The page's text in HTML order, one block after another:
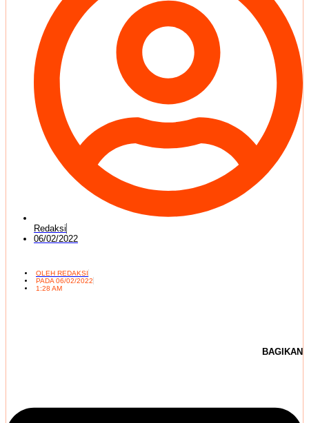
Redaksi
06/02/2022
OLEH REDAKSI
PADA06/02/2022
1:28 AM
BAGIKAN